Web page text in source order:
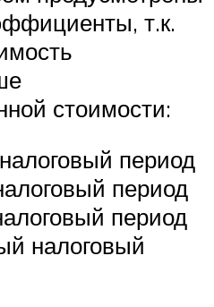
т.к.
стоимости:
период
период
период
налоговый